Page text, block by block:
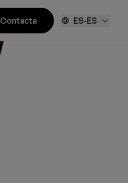
Contacta ES-ES